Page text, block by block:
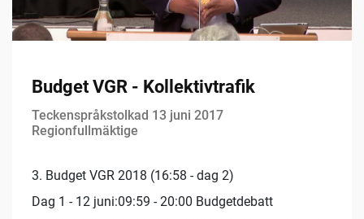
Budget VGR - Kollektivtrafik
Teckenspråkstolkad 13 juni 2017
Regionfullmäktige
3. Budget VGR 2018 (16:58 - dag 2)
Dag 1 - 12 juni:09:59 - 20:00 Budgetdebatt